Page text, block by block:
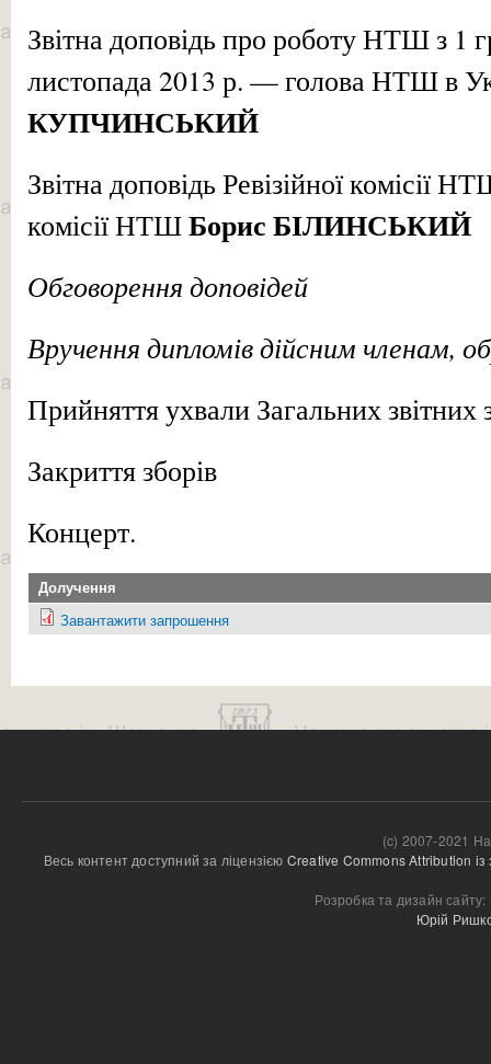
Звітна доповідь про роботу НТШ з 1
листопада 2013 р. — голова НТШ в
КУПЧИНСЬКИЙ
Звітна доповідь Ревізійної комісії
комісії НТШБорис БІЛИНСЬКИЙ
Обговорення доповідей
Вручення дипломів дійсним членам,
Прийняття ухвали Загальних звітних
Закриття зборів
Концерт.
Долучення
Завантажити запрошення
(c) 2007-2021
Весь контент доступний за ліцензією Creative Commons Attribution
Розробка та дизайн сайту:
Юрій